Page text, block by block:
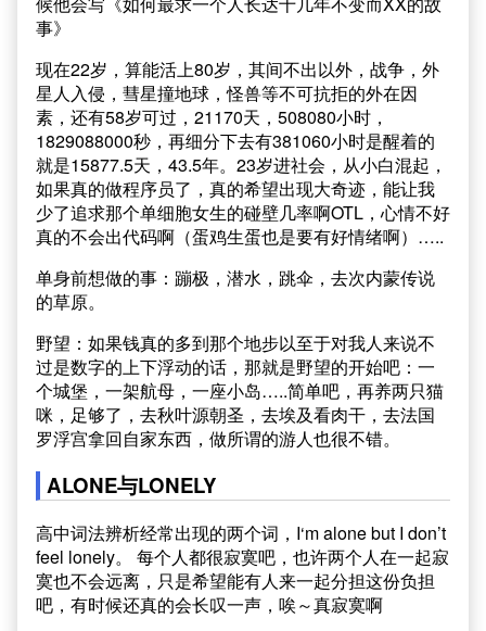
事》
现在22岁，算能活上80岁，其间不出以外，战争，外
星人入侵，彗星撞地球，怪兽等不可抗拒的外在因
素，还有58岁可过，21170天，508080小时，
1829088000秒，再细分下去有381060小时是醒着的
就是15877.5天，43.5年。23岁进社会，从小白混起，
如果真的做程序员了，真的希望出现大奇迹，能让我
少了追求那个单细胞女生的碰壁几率啊OTL，心情不好
真的不会出代码啊（蛋鸡生蛋也是要有好情绪啊）…..
单身前想做的事：蹦极，潜水，跳伞，去次内蒙传说
的草原。
野望：如果钱真的多到那个地步以至于对我人来说不
过是数字的上下浮动的话，那就是野望的开始吧：一
个城堡，一架航母，一座小岛…..简单吧，再养两只猫
咪，足够了，去秋叶源朝圣，去埃及看肉干，去法国
罗浮宫拿回自家东西，做所谓的游人也很不错。
ALONE与LONELY
高中词法辨析经常出现的两个词，I‘m alone but I don’t
feel lonely。 每个人都很寂寞吧，也许两个人在一起寂
寞也不会远离，只是希望能有人来一起分担这份负担
吧，有时候还真的会长叹一声，唉～真寂寞啊